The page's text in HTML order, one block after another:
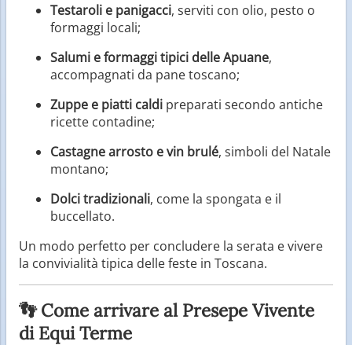
Testaroli e panigacci, serviti con olio, pesto o
formaggi locali;
Salumi e formaggi tipici delle Apuane,
accompagnati da pane toscano;
Zuppe e piatti caldi preparati secondo antiche
ricette contadine;
Castagne arrosto e vin brulé, simboli del Natale
montano;
Dolci tradizionali, come la spongata e il
buccellato.
Un modo perfetto per concludere la serata e vivere
la convivialità tipica delle feste in Toscana.
👣 Come arrivare al Presepe Vivente
di Equi Terme